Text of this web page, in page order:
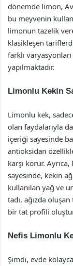
dönemde limon,
bu meyvenin
limonun tazelik
klasikleşen
farklı
yapılmaktadır.
Limonlu Kekin
Limonlu kek,
olan faydalarıyla
içeriği sayesinde
antioksidan
karşı korur.
sayesinde, kekin
kullanılan yağ ve
tadı, ağızda
bir tat profili
Nefis Limonlu
Şimdi, evde